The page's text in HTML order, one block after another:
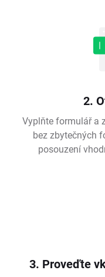
2.
Vyplňte formulář a
bez zbytečných
posouzení
3. Proveďte